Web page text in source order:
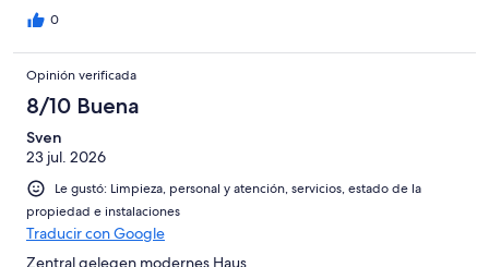
0
Opinión verificada
8/10 Buena
Sven
23 jul. 2026
Le gustó: Limpieza, personal y atención, servicios, estado de la
propiedad e instalaciones
Traducir con Google
Zentral gelegen modernes Haus